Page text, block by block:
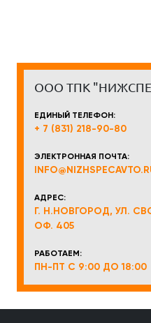
ООО ТПК
ЕДИНЫЙ ТЕЛЕФОН:
+ 7 (831) 218-90-80
ЭЛЕКТРОННАЯ ПОЧТА:
АДРЕС:
Г. Н.НОВГОРОД, УЛ.
ОФ. 405
РАБОТАЕМ:
ПН-ПТ С 9:00 ДО 18:00